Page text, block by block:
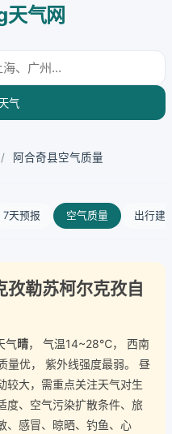
气网
气
/ 阿合奇县空气质量
7天预报 空气质量 出行建
勒苏柯尔克孜自
气晴， 气温14~28℃， 西南
量优， 紫外线强度最弱。 昼
大，需重点关注天气对生
度、空气污染扩散条件、旅
、感冒、晾晒、钓鱼、心